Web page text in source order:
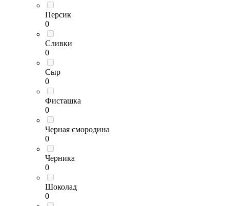
Персик
0
Сливки
0
Сыр
0
Фисташка
0
Черная смородина
0
Черника
0
Шоколад
0